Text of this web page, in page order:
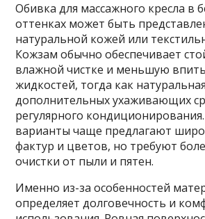
Обивка для массажного кресла в
оттенках может быть
натуральной кожей или
Кожзам обычно обеспечивает
влажной чистке и меньшую
жидкостей, тогда как
дополнительных ухаживающих
регулярного
варианты чаще предлагают
фактур и цветов, но требуют
очистки от пыли и пятен.
Именно из-за особенностей
определяет долговечность и